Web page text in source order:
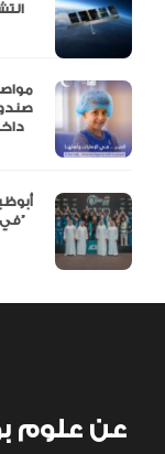
في بطولات” جراند سلام للجوجيتسو”
عن علوم